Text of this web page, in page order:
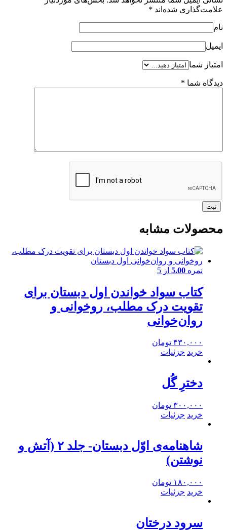
علامت‌گذاری شده‌اند *
نام
ایمیل
امتیاز شما
دیدگاه شما *
محصولات مشابه
نمره 5.00 از 5
کتاب سواد خواندن اول دبستان برای
تقویت درک مطلب، روخوانی و
روان‌خوانی
۴۳۰,۰۰۰ تومان
خرید جزئیات
دخترِ گُل
۳۰۰,۰۰۰ تومان
خرید جزئیات
شاهنامه‌ی اوّل دبستان- جلد ۲ (آتش و
نوشتن)
۱۸۰,۰۰۰ تومان
خرید جزئیات
سرود درختان